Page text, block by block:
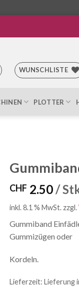
WUNSCHLISTE
PLOTTER
CHF 2.50 /
inkl. 8.1 % MwSt. zzgl.
Gummiband
Gummizügen oder
Kordeln.
Lieferzeit:Lieferung